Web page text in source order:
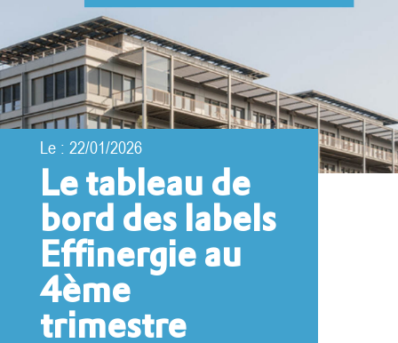
Le tableau de
bord des labels
Effinergie au
4ème
trimestre
Le : 22/01/2026